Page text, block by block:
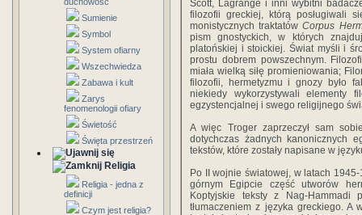
Sumienie
Symbol
System ofiarny
Wszechwiedza
Zabawa i kult
Zarys
fenomenologii ofiary
Świetość
Święta przestrzeń
Religia
Religia - jedna z
definicji
Czym jest religia?
Scott, Lagrange i inni wybitni
filozofii greckiej, którą posługiwali
monistycznych traktatówCorpus
pism gnostyckich, w których
platońskiej i stoickiej. Świat myśli i
prostu dobrem powszechnym.
miała wielką siłę promieniowania;
filozofii, hermetyzmu i gnozy było
niekiedy wykorzystywali elementy
egzystencjalnej i swego religijnego
A więc Troger zaprzeczył sam
dotychczas żadnych kanonicznych
tekstów, które zostały napisane w
Po II wojnie światowej, w latach
górnym Egipcie część utworów
Koptyjskie teksty z Nag-
tłumaczeniem z języka greckiego.